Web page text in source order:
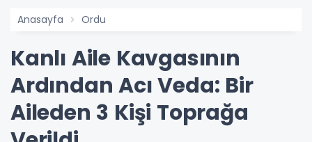
Anasayfa Ordu
Kanlı Aile Kavgasının
Ardından Acı Veda: Bir
Aileden 3 Kişi Toprağa